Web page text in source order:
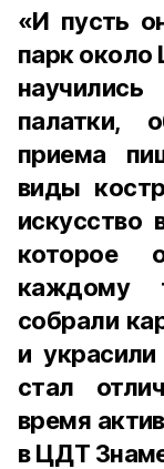
«И пусть
парк около
палатки,
приема
виды
искусство
которое
каждому
собрали
и
стал
время
в ЦДТ